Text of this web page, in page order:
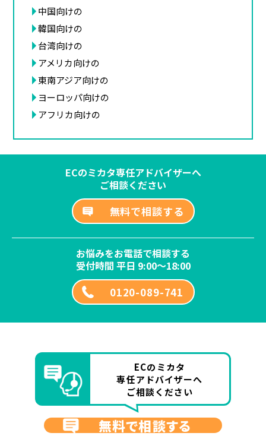
中国向けの
韓国向けの
台湾向けの
アメリカ向けの
東南アジア向けの
ヨーロッパ向けの
アフリカ向けの
ECのミカタ専任アドバイザーへ
ご相談ください
無料で相談する
お悩みをお電話で相談する
受付時間 平日 9:00～18:00
0120-089-741
ECのミカタ
専任アドバイザーへ
ご相談ください
無料で相談する